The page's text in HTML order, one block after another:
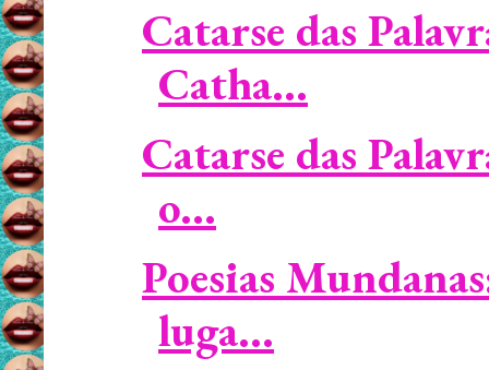
Catarse das
Catha...
Catarse das
o...
Poesias
luga...